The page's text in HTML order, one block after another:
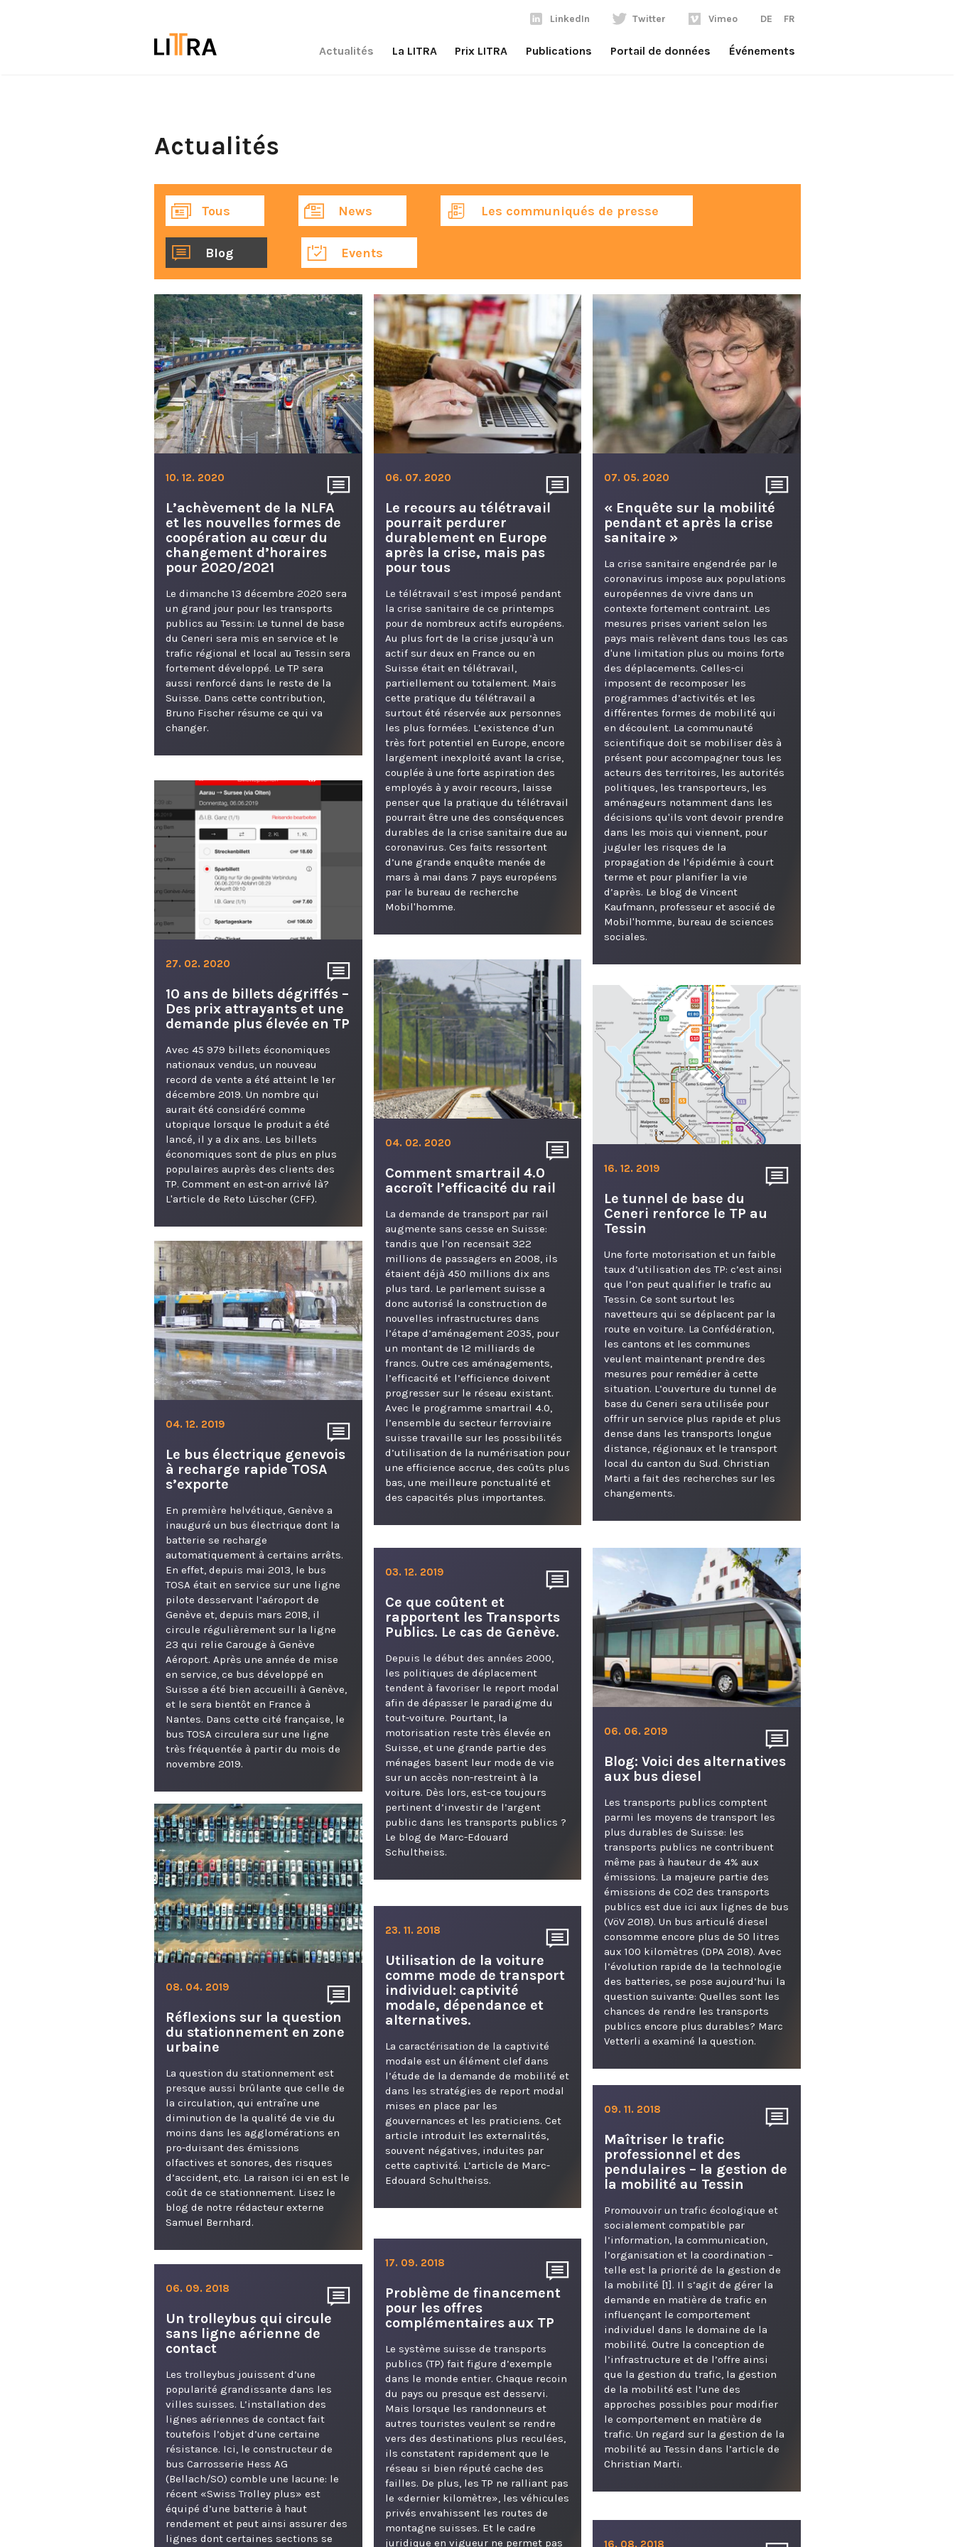
LinkedIn Twitter Vimeo DE FR
Actualités La LITRA Prix LITRA Publications Portail de données Événements
Actualités
Tous News Les communiqués de presse
Blog Events
10. 12. 2020
L’achèvement de la NLFA
et les nouvelles formes de
coopération au cœur du
changement d’horaires
pour 2020/2021
Le dimanche 13 décembre 2020 sera
un grand jour pour les transports
publics au Tessin: Le tunnel de base
du Ceneri sera mis en service et le
trafic régional et local au Tessin sera
fortement développé. Le TP sera
aussi renforcé dans le reste de la
Suisse. Dans cette contribution,
Bruno Fischer résume ce qui va
changer.
06. 07. 2020
Le recours au télétravail
pourrait perdurer
durablement en Europe
après la crise, mais pas
pour tous
Le télétravail s’est imposé pendant
la crise sanitaire de ce printemps
pour de nombreux actifs européens.
Au plus fort de la crise jusqu’à un
actif sur deux en France ou en
Suisse était en télétravail,
partiellement ou totalement. Mais
cette pratique du télétravail a
surtout été réservée aux personnes
les plus formées. L’existence d’un
très fort potentiel en Europe, encore
largement inexploité avant la crise,
couplée à une forte aspiration des
employés à y avoir recours, laisse
penser que la pratique du télétravail
pourrait être une des conséquences
durables de la crise sanitaire due au
coronavirus. Ces faits ressortent
d’une grande enquête menée de
mars à mai dans 7 pays européens
par le bureau de recherche
Mobil'homme.
07. 05. 2020
« Enquête sur la mobilité
pendant et après la crise
sanitaire »
La crise sanitaire engendrée par le
coronavirus impose aux populations
européennes de vivre dans un
contexte fortement contraint. Les
mesures prises varient selon les
pays mais relèvent dans tous les cas
d'une limitation plus ou moins forte
des déplacements. Celles-ci
imposent de recomposer les
programmes d’activités et les
différentes formes de mobilité qui
en découlent. La communauté
scientifique doit se mobiliser dès à
présent pour accompagner tous les
acteurs des territoires, les autorités
politiques, les transporteurs, les
aménageurs notamment dans les
décisions qu'ils vont devoir prendre
dans les mois qui viennent, pour
juguler les risques de la
propagation de l’épidémie à court
terme et pour planifier la vie
d’après. Le blog de Vincent
Kaufmann, professeur et asocié de
Mobil'homme, bureau de sciences
sociales.
27. 02. 2020
10 ans de billets dégriffés –
Des prix attrayants et une
demande plus élevée en TP
Avec 45 979 billets économiques
nationaux vendus, un nouveau
record de vente a été atteint le 1er
décembre 2019. Un nombre qui
aurait été considéré comme
utopique lorsque le produit a été
lancé, il y a dix ans. Les billets
économiques sont de plus en plus
populaires auprès des clients des
TP. Comment en est-on arrivé là?
L'article de Reto Lüscher (CFF).
04. 02. 2020
Comment smartrail 4.0
accroît l’efficacité du rail
La demande de transport par rail
augmente sans cesse en Suisse:
tandis que l’on recensait 322
millions de passagers en 2008, ils
étaient déjà 450 millions dix ans
plus tard. Le parlement suisse a
donc autorisé la construction de
nouvelles infrastructures dans
l’étape d’aménagement 2035, pour
un montant de 12 milliards de
francs. Outre ces aménagements,
l’efficacité et l’efficience doivent
progresser sur le réseau existant.
Avec le programme smartrail 4.0,
l’ensemble du secteur ferroviaire
suisse travaille sur les possibilités
d’utilisation de la numérisation pour
une efficience accrue, des coûts plus
bas, une meilleure ponctualité et
des capacités plus importantes.
16. 12. 2019
Le tunnel de base du
Ceneri renforce le TP au
Tessin
Une forte motorisation et un faible
taux d’utilisation des TP: c’est ainsi
que l’on peut qualifier le trafic au
Tessin. Ce sont surtout les
navetteurs qui se déplacent par la
route en voiture. La Confédération,
les cantons et les communes
veulent maintenant prendre des
mesures pour remédier à cette
situation. L’ouverture du tunnel de
base du Ceneri sera utilisée pour
offrir un service plus rapide et plus
dense dans les transports longue
distance, régionaux et le transport
local du canton du Sud. Christian
Marti a fait des recherches sur les
changements.
04. 12. 2019
Le bus électrique genevois
à recharge rapide TOSA
s’exporte
En première helvétique, Genève a
inauguré un bus électrique dont la
batterie se recharge
automatiquement à certains arrêts.
En effet, depuis mai 2013, le bus
TOSA était en service sur une ligne
pilote desservant l’aéroport de
Genève et, depuis mars 2018, il
circule régulièrement sur la ligne
23 qui relie Carouge à Genève
Aéroport. Après une année de mise
en service, ce bus développé en
Suisse a été bien accueilli à Genève,
et le sera bientôt en France à
Nantes. Dans cette cité française, le
bus TOSA circulera sur une ligne
très fréquentée à partir du mois de
novembre 2019.
03. 12. 2019
Ce que coûtent et
rapportent les Transports
Publics. Le cas de Genève.
Depuis le début des années 2000,
les politiques de déplacement
tendent à favoriser le report modal
afin de dépasser le paradigme du
tout-voiture. Pourtant, la
motorisation reste très élevée en
Suisse, et une grande partie des
ménages basent leur mode de vie
sur un accès non-restreint à la
voiture. Dès lors, est-ce toujours
pertinent d’investir de l’argent
public dans les transports publics ?
Le blog de Marc-Edouard
Schultheiss.
06. 06. 2019
Blog: Voici des alternatives
aux bus diesel
Les transports publics comptent
parmi les moyens de transport les
plus durables de Suisse: les
transports publics ne contribuent
même pas à hauteur de 4% aux
émissions. La majeure partie des
émissions de CO2 des transports
publics est due ici aux lignes de bus
(VöV 2018). Un bus articulé diesel
consomme encore plus de 50 litres
aux 100 kilomètres (DPA 2018). Avec
l’évolution rapide de la technologie
des batteries, se pose aujourd’hui la
question suivante: Quelles sont les
chances de rendre les transports
publics encore plus durables? Marc
Vetterli a examiné la question.
08. 04. 2019
Réflexions sur la question
du stationnement en zone
urbaine
La question du stationnement est
presque aussi brûlante que celle de
la circulation, qui entraîne une
diminution de la qualité de vie du
moins dans les agglomérations en
pro-duisant des émissions
olfactives et sonores, des risques
d’accident, etc. La raison ici en est le
coût de ce stationnement. Lisez le
blog de notre rédacteur externe
Samuel Bernhard.
23. 11. 2018
Utilisation de la voiture
comme mode de transport
individuel: captivité
modale, dépendance et
alternatives.
La caractérisation de la captivité
modale est un élément clef dans
l’étude de la demande de mobilité et
dans les stratégies de report modal
mises en place par les
gouvernances et les praticiens. Cet
article introduit les externalités,
souvent négatives, induites par
cette captivité. L’article de Marc-
Edouard Schultheiss.
09. 11. 2018
Maîtriser le trafic
professionnel et des
pendulaires – la gestion de
la mobilité au Tessin
Promouvoir un trafic écologique et
socialement compatible par
l’information, la communication,
l’organisation et la coordination –
telle est la priorité de la gestion de
la mobilité [1]. Il s’agit de gérer la
demande en matière de trafic en
influençant le comportement
individuel dans le domaine de la
mobilité. Outre la conception de
l’infrastructure et de l’offre ainsi
que la gestion du trafic, la gestion
de la mobilité est l’une des
approches possibles pour modifier
le comportement en matière de
trafic. Un regard sur la gestion de la
mobilité au Tessin dans l’article de
Christian Marti.
17. 09. 2018
Problème de financement
pour les offres
complémentaires aux TP
Le système suisse de transports
publics (TP) fait figure d’exemple
dans le monde entier. Chaque recoin
du pays ou presque est desservi.
Mais lorsque les randonneurs et
autres touristes veulent se rendre
vers des destinations plus reculées,
ils constatent rapidement que le
réseau si bien réputé cache des
failles. De plus, les TP ne ralliant pas
le «dernier kilomètre», les véhicules
privés envahissent les routes de
montagne suisses. Et le cadre
juridique en vigueur ne permet pas
06. 09. 2018
Un trolleybus qui circule
sans ligne aérienne de
contact
Les trolleybus jouissent d’une
popularité grandissante dans les
villes suisses. L’installation des
lignes aériennes de contact fait
toutefois l’objet d’une certaine
résistance. Ici, le constructeur de
bus Carrosserie Hess AG
(Bellach/SO) comble une lacune: le
récent «Swiss Trolley plus» est
équipé d’une batterie à haut
rendement et peut ainsi assurer des
lignes dont certaines sections se
16. 08. 2018